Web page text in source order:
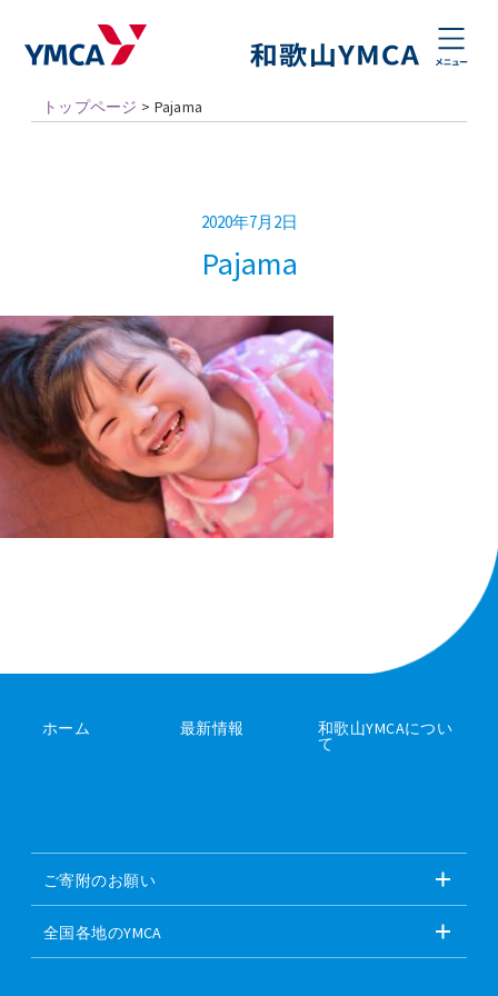
トップページ > Pajama
2020年7月2日
Pajama
ホーム 最新情報 和歌山YMCAについ
て
ご寄附のお願い
全国各地のYMCA